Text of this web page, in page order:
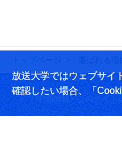
放送大学ではウェブサイ
確認したい場合、「
トップページ 選ばれる理
学園情報 このサイ